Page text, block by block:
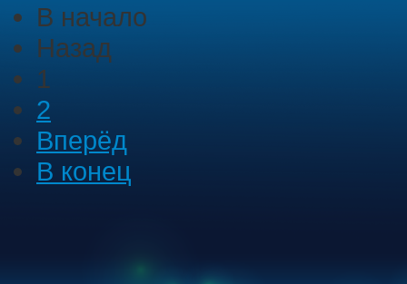
В начало
Назад
1
2
Вперёд
В конец